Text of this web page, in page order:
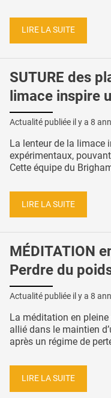
LIRE LA SUITE
SUTURE des
limace inspire
Actualité publiée il y a 8
La lenteur de la limace
expérimentaux,
Cette équipe du
LIRE LA SUITE
MÉDITATION
Perdre du
Actualité publiée il y a 8
La méditation en
allié dans le maintien
après un régime de
LIRE LA SUITE